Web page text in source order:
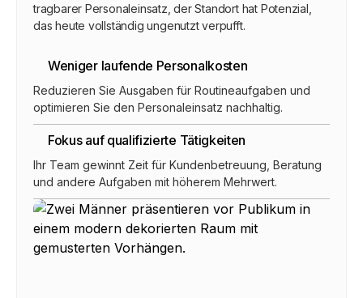
tragbarer Personaleinsatz, der Standort hat Potenzial,
das heute vollständig ungenutzt verpufft.
Weniger laufende Personalkosten
Reduzieren Sie Ausgaben für Routineaufgaben und
optimieren Sie den Personaleinsatz nachhaltig.
Fokus auf qualifizierte Tätigkeiten
Ihr Team gewinnt Zeit für Kundenbetreuung, Beratung
und andere Aufgaben mit höherem Mehrwert.